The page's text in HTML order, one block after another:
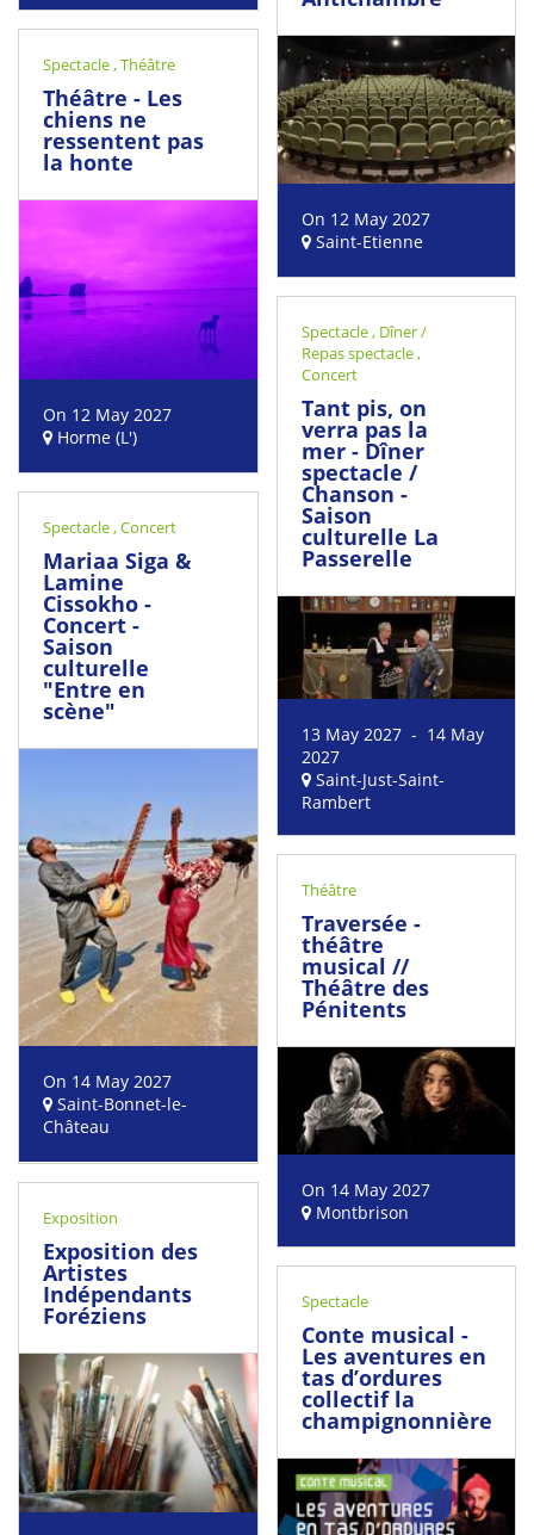
On 12 May 2027
Saint-Etienne
Spectacle,Théâtre
Théâtre - Les
chiens ne
ressentent pas
la honte
On 12 May 2027
Horme (L')
Spectacle, Dîner /
Repas spectacle,
Concert
Tant pis, on
verra pas la
mer - Dîner
spectacle /
Chanson -
Saison
culturelle La
Passerelle
13 May 2027 - 14 May
2027
Saint-Just-Saint-
Rambert
Spectacle,Concert
Mariaa Siga &
Lamine
Cissokho -
Concert -
Saison
culturelle
"Entre en
scène"
On 14 May 2027
Saint-Bonnet-le-
Château
Théâtre
Traversée -
théâtre
musical //
Théâtre des
Pénitents
On 14 May 2027
Montbrison
Exposition
Exposition des
Artistes
Indépendants
Foréziens Spectacle
Conte musical -
Les aventures en
tas d’ordures
collectif la
champignonnière